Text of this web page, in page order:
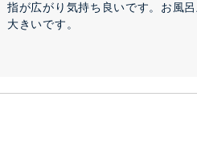
指が広がり気持ち良いです。お風
大きいです。